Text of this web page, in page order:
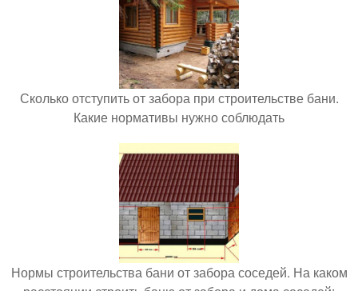
Сколько отступить от забора при строительстве бани.
Какие нормативы нужно соблюдать
Нормы строительства бани от забора соседей. На каком